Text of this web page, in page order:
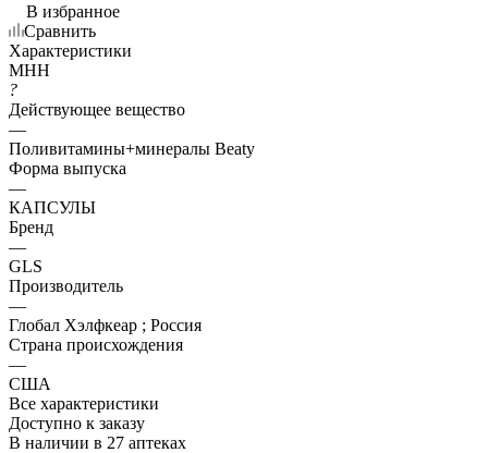
В избранное
Сравнить
Характеристики
МНН
?
Действующее вещество
—
Поливитамины+минералы Beaty
Форма выпуска
—
КАПСУЛЫ
Бренд
—
GLS
Производитель
—
Глобал Хэлфкеар ; Россия
Страна происхождения
—
США
Все характеристики
Доступно к заказу
В наличии в 27 аптеках